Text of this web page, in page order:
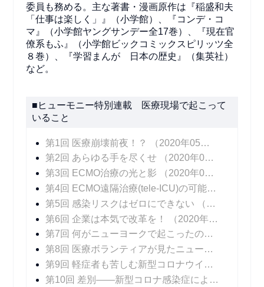
委員も務める。主な著書・漫画原作は『稲盛和夫
「仕事は楽しく」』（小学館）、『コンデ・コ
マ』（小学館ヤングサンデー全17巻）、『現在官
僚系もふ』（小学館ビックコミックスピリッツ全
８巻）、『学習まんが 日本の歴史』（集英社）
など。
■ヒューモニー特別連載 医療現場で起こって
いること
第1回 医療崩壊前夜！？
（2020年05月25日 掲載）
第2回 あらゆる手を尽くせ
（2020年06月01日 掲載）
第3回 ECMO治療の光と影
（2020年06月08日 掲載）
第4回 ECMO遠隔治療(tele-ICU)の可能性
第5回 感染リスクはゼロにできない
（2020年06月22日 掲載）
第6回 企業は本気で改革を！
（2020年06月29日 掲載）
第7回 何がニューヨークで起こったのか！？
第8回 医療ボランティアが見たニューヨークの医療崩壊
第9回 軽症者も苦しむ新型コロナウイルス感染症の後遺症
第10回 差別――新型コロナ感染症によるもうひとつの苦しみ